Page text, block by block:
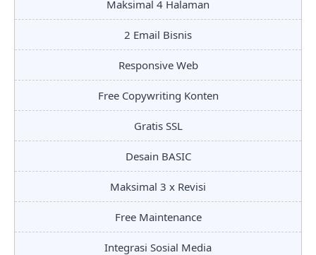
Maksimal 4 Halaman
2 Email Bisnis
Responsive Web
Free Copywriting Konten
Gratis SSL
Desain BASIC
Maksimal 3 x Revisi
Free Maintenance
Integrasi Sosial Media